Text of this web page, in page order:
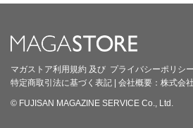
マガストア利用規約 及び プライバシーポリシー
特定商取引法に基づく表記 | 会社概要： 株式会
© FUJISAN MAGAZINE SERVICE Co., Ltd.